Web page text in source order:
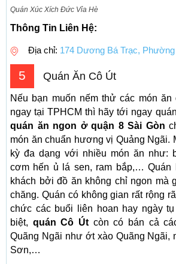
Quán Xúc Xích Đức Vỉa Hè
Thông Tin Liên Hệ:
Địa chỉ: 174 Dương Bá Trạc,
5 Quán Ăn Cô Út
Nếu bạn muốn nếm thử các món
ngay tại TPHCM thì hãy tới ngay
quán ăn ngon ở quận 8 Sài Gòn
món ăn chuẩn hương vị Quảng Ngãi.
kỳ đa dạng với nhiều món ăn như:
cơm hến ủ lá sen, ram bắp,… Quán
khách bởi đồ ăn không chỉ ngon mà
chăng. Quán có không gian rất rộng
chức các buổi liên hoan hay ngày
biệt, quán Cô Út còn có bán cả
Quãng Ngãi như ớt xào Quãng Ngãi,
Sơn,…